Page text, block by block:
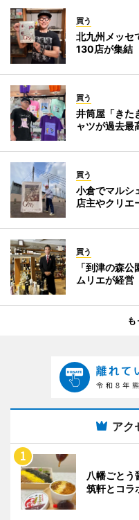
買う
北九州メッ
130店が集結
買う
井筒屋「きた
ャツが過去最
買う
小倉でマル
店主やクリエ
買う
「到津の森
ムリエが経営
も
アク
八幡ごと
筑軒とコラ